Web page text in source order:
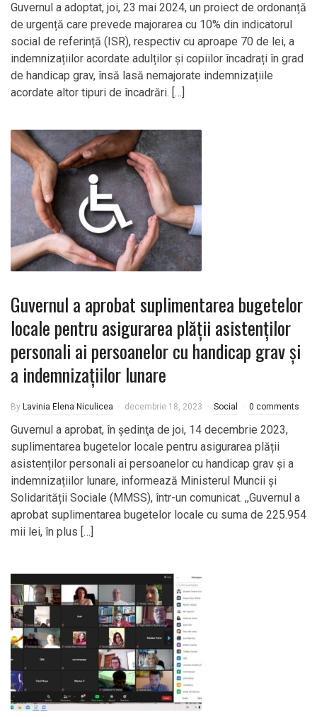
Guvernul a adoptat, joi, 23 mai 2024, un proiect de ordonanță
de urgență care prevede majorarea cu 10% din indicatorul
social de referință (ISR), respectiv cu aproape 70 de lei, a
indemnizațiilor acordate adulților și copiilor încadrați în grad
de handicap grav, însă lasă nemajorate indemnizațiile
acordate altor tipuri de încadrări. […]
Guvernul a aprobat suplimentarea bugetelor
locale pentru asigurarea plății asistenților
personali ai persoanelor cu handicap grav și
a indemnizațiilor lunare
By Lavinia Elena Niculicea decembrie 18, 2023 Social 0 comments
Guvernul a aprobat, în şedinţa de joi, 14 decembrie 2023,
suplimentarea bugetelor locale pentru asigurarea plății
asistenților personali ai persoanelor cu handicap grav și a
indemnizațiilor lunare, informează Ministerul Muncii și
Solidarității Sociale (MMSS), într-un comunicat. ,,Guvernul a
aprobat suplimentarea bugetelor locale cu suma de 225.954
mii lei, în plus […]